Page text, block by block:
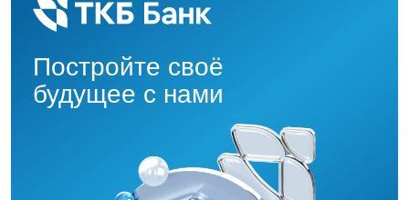
Постройте своё
будущее с нами